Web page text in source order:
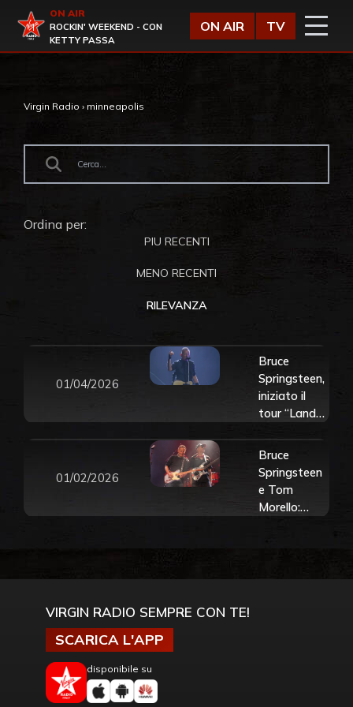
Virgin Radio
ON AIR
ROCKIN' WEEKEND - CON
KETTY PASSA
ON AIR TV
Virgin Radio › minneapolis
Ordina per:
PIU RECENTI
MENO RECENTI
RILEVANZA
01/04/2026
Bruce
Springsteen,
iniziato il
tour “Land
Dreams”.
Guarda il
video
ufficiale dei
primi brani e
01/02/2026
Bruce
Springsteen
e Tom
Morello:
Guarda i
VIRGIN RADIO SEMPRE CON TE!
SCARICA L'APP
disponibile su